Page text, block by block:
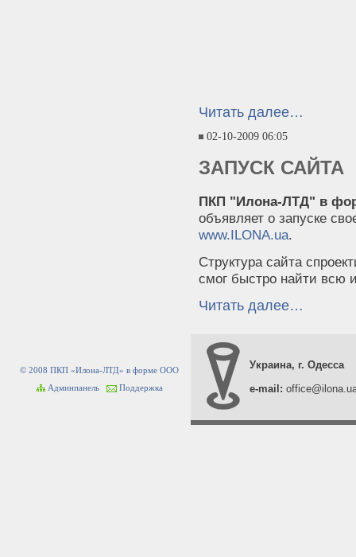
Читать далее…
02-10-2009 06:05
ЗАПУСК САЙТА
ПКП "Илона-ЛТД" в
объявляет о запуске
www.ILONA.ua.
Структура сайта
смог быстро найти всю
Читать далее…
© 2008 ПКП «Илона-ЛТД» в форме ООО
Админпанель
Поддержка
Украина, г. Одесса
e-mail: